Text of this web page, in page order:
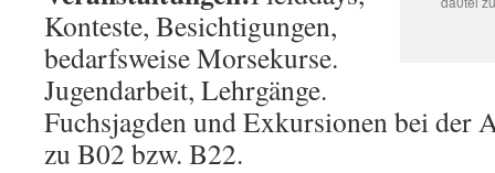
Konteste, Besichtigungen,
bedarfsweise Morsekurse.
Jugendarbeit, Lehrgänge.
Fuchsjagden und Exkursionen bei der
zu B02 bzw. B22.